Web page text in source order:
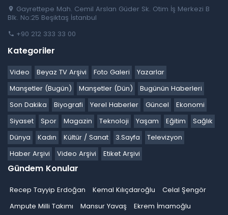
Gayrettepe Mah. Cemil Arslan Güder Sk. Otim İş Merkezi B
Blk. No:25 Beşiktaş İstanbul
+90 212 333 33 00
Kategoriler
Video Beyaz TV Arşivi Foto Galeri
Yazarlar
Manşetler (Bugün)
Manşetler (Dün)
Bugünün Haberleri
Son Dakika
Biyografi Yerel Haberler Güncel
Ekonomi
Siyaset
Spor Magazin Teknoloji Yaşam Eğitim
Sağlık
Dünya
Kadın Kültür / Sanat 3.Sayfa
Televizyon
Haber Arşivi
Video Arşivi Etiket Arşivi
Gündem Konular
Recep Tayyip Erdoğan Kemal Kılıçdaroğlu
Celal Şengör
Ampute Milli Takımı
Mansur Yavaş
Ekrem İmamoğlu